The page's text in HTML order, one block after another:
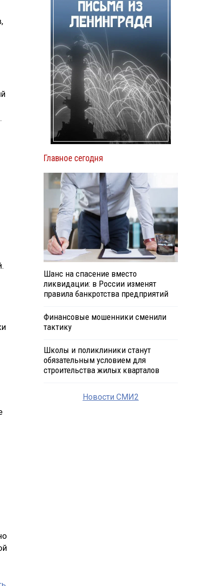
Главное сегодня
Шанс на спасение вместо
ликвидации: в России изменят
правила банкротства предприятий
Финансовые мошенники сменили
тактику
Школы и поликлиники станут
обязательным условием для
строительства жилых кварталов
Новости СМИ2